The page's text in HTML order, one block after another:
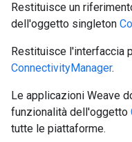
Restituisce un
dell'oggetto singleton
Restituisce l'interfaccia
ConnectivityManager.
Le applicazioni Weave
funzionalità dell'oggetto
tutte le piattaforme.